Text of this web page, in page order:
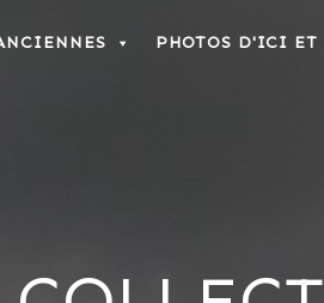
PHOTOS D'ICI